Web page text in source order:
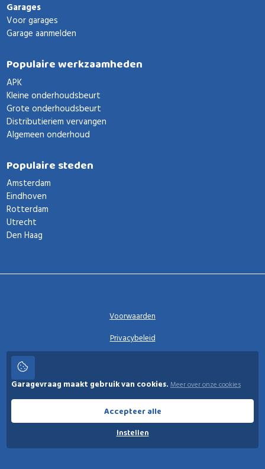
Garages
Voor garages
Garage aanmelden
Populaire werkzaamheden
APK
Kleine onderhoudsbeurt
Grote onderhoudsbeurt
Distributieriem vervangen
Algemeen onderhoud
Populaire steden
Amsterdam
Eindhoven
Rotterdam
Utrecht
Den Haag
Garagevraag
© 2026 Garagevraag - V1.3.5 - Alle rechten voorbehouden
Voorwaarden
Privacybeleid
Garagevraag maakt gebruik van cookies.Meer over onze cookies
Accepteer alle
Instellen